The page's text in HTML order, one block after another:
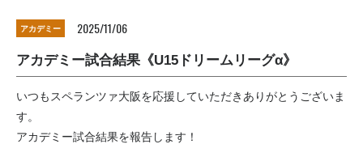
アカデミー 2025/11/06
アカデミー試合結果《U15ドリームリーグα》
いつもスペランツァ大阪を応援していただきありがとうございま
す。
アカデミー試合結果を報告します！